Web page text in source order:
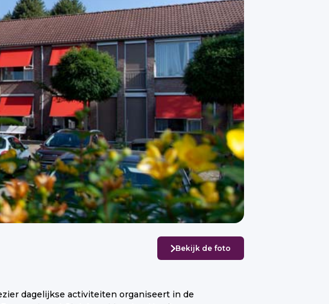
Bekijk de foto